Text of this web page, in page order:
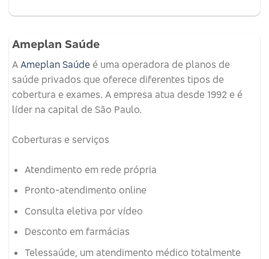
Ameplan Saúde
A Ameplan Saúde é uma operadora de planos de
saúde privados que oferece diferentes tipos de
cobertura e exames. A empresa atua desde 1992 e é
líder na capital de São Paulo.
Coberturas e serviços
Atendimento em rede própria
Pronto-atendimento online
Consulta eletiva por vídeo
Desconto em farmácias
Telessaúde, um atendimento médico totalmente